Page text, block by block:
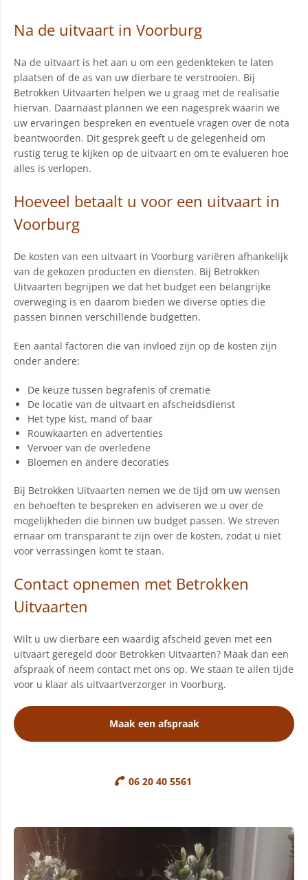
Na de uitvaart in Voorburg
Na de uitvaart is het aan u om een gedenkteken te laten
plaatsen of de as van uw dierbare te verstrooien. Bij
Betrokken Uitvaarten helpen we u graag met de realisatie
hiervan. Daarnaast plannen we een nagesprek waarin we
uw ervaringen bespreken en eventuele vragen over de nota
beantwoorden. Dit gesprek geeft u de gelegenheid om
rustig terug te kijken op de uitvaart en om te evalueren hoe
alles is verlopen.
Hoeveel betaalt u voor een uitvaart in
Voorburg
De kosten van een uitvaart in Voorburg variëren afhankelijk
van de gekozen producten en diensten. Bij Betrokken
Uitvaarten begrijpen we dat het budget een belangrijke
overweging is en daarom bieden we diverse opties die
passen binnen verschillende budgetten.
Een aantal factoren die van invloed zijn op de kosten zijn
onder andere:
De keuze tussen begrafenis of crematie
De locatie van de uitvaart en afscheidsdienst
Het type kist, mand of baar
Rouwkaarten en advertenties
Vervoer van de overledene
Bloemen en andere decoraties
Bij Betrokken Uitvaarten nemen we de tijd om uw wensen
en behoeften te bespreken en adviseren we u over de
mogelijkheden die binnen uw budget passen. We streven
ernaar om transparant te zijn over de kosten, zodat u niet
voor verrassingen komt te staan.
Contact opnemen met Betrokken
Uitvaarten
Wilt u uw dierbare een waardig afscheid geven met een
uitvaart geregeld door Betrokken Uitvaarten? Maak dan een
afspraak of neem contact met ons op. We staan te allen tijde
voor u klaar als uitvaartverzorger in Voorburg.
Maak een afspraak
06 20 40 5561